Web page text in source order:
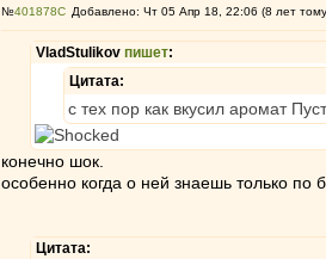
№401878 Добавлено: Чт 05 Апр 18, 22:06 (8 лет
VladStulikov пишет:
Цитата:
с тех пор как вкусил аромат
конечно шок.
особенно когда о ней знаешь только по
Цитата: